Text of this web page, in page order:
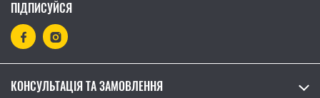
ПІДПИСУЙСЯ
КОНСУЛЬТАЦІЯ ТА ЗАМОВЛЕННЯ